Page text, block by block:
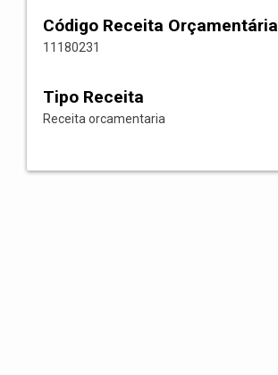
Código Receita Orçamentária
11180231
Tipo Receita
Receita orcamentaria